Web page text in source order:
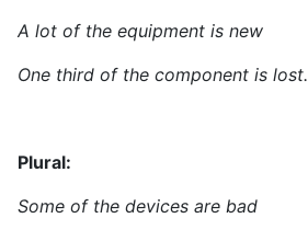
A lot of the equipment is new
One third of the component is lost.
Plural:
Some of the devices are bad